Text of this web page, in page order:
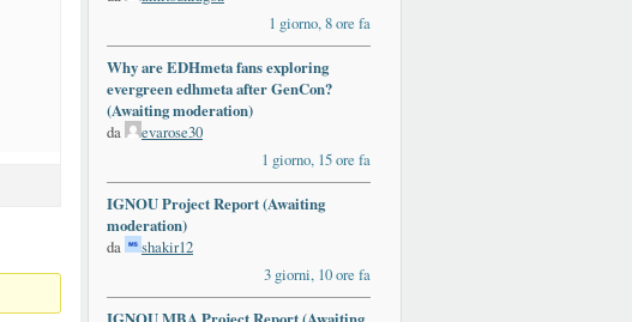
1 giorno, 8 ore fa
Why are EDHmeta fans exploring
evergreen edhmeta after GenCon?
(Awaiting moderation)
da
evarose30
1 giorno, 15 ore fa
IGNOU Project Report (Awaiting
moderation)
da
shakir12
3 giorni, 10 ore fa